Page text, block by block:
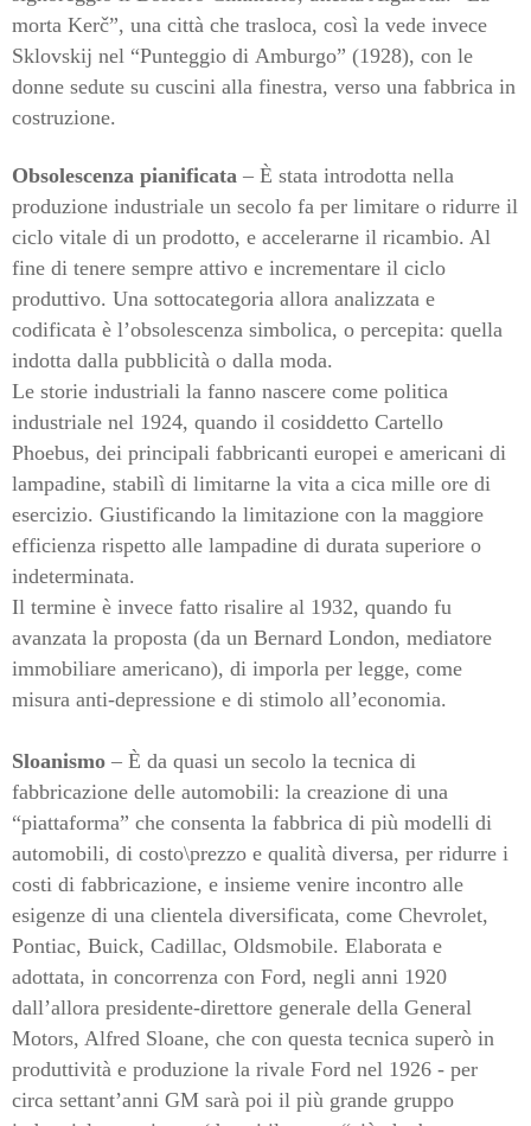
morta Kerč”, una città che trasloca, così la vede invece
Sklovskij nel “Punteggio di Amburgo” (1928), con le
donne sedute su cuscini alla finestra, verso una fabbrica in
costruzione.
Obsolescenza pianificata – È stata introdotta nella
produzione industriale un secolo fa per limitare o ridurre il
ciclo vitale di un prodotto, e accelerarne il ricambio. Al
fine di tenere sempre attivo e incrementare il ciclo
produttivo. Una sottocategoria allora analizzata e
codificata è l’obsolescenza simbolica, o percepita: quella
indotta dalla pubblicità o dalla moda.
Le storie industriali la fanno nascere come politica
industriale nel 1924, quando il cosiddetto Cartello
Phoebus, dei principali fabbricanti europei e americani di
lampadine, stabilì di limitarne la vita a cica mille ore di
esercizio. Giustificando la limitazione con la maggiore
efficienza rispetto alle lampadine di durata superiore o
indeterminata.
Il termine è invece fatto risalire al 1932, quando fu
avanzata la proposta (da un Bernard London, mediatore
immobiliare americano), di imporla per legge, come
misura anti-depressione e di stimolo all’economia.
Sloanismo – È da quasi un secolo la tecnica di
fabbricazione delle automobili: la creazione di una
“piattaforma” che consenta la fabbrica di più modelli di
automobili, di costo\prezzo e qualità diversa, per ridurre i
costi di fabbricazione, e insieme venire incontro alle
esigenze di una clientela diversificata, come Chevrolet,
Pontiac, Buick, Cadillac, Oldsmobile. Elaborata e
adottata, in concorrenza con Ford, negli anni 1920
dall’allora presidente-direttore generale della General
Motors, Alfred Sloane, che con questa tecnica superò in
produttività e produzione la rivale Ford nel 1926 - per
circa settant’anni GM sarà poi il più grande gruppo